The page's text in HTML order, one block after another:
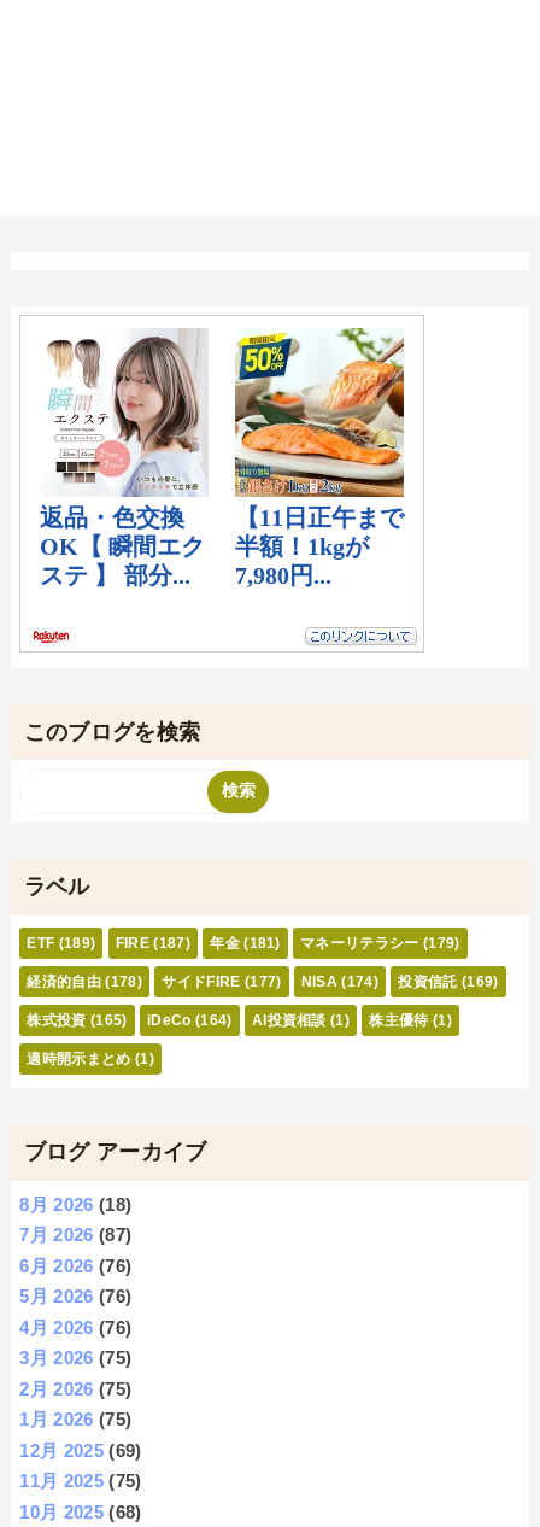
このブログを検索
ラベル
ETF (189) FIRE (187) 年金 (181) マネーリテラシー (179)
経済的自由 (178) サイドFIRE (177) NISA (174) 投資信託 (169)
株式投資 (165) iDeCo (164) AI投資相談 (1) 株主優待 (1)
適時開示まとめ (1)
ブログ アーカイブ
8月 2026 (18)
7月 2026 (87)
6月 2026 (76)
5月 2026 (76)
4月 2026 (76)
3月 2026 (75)
2月 2026 (75)
1月 2026 (75)
12月 2025 (69)
11月 2025 (75)
10月 2025 (68)